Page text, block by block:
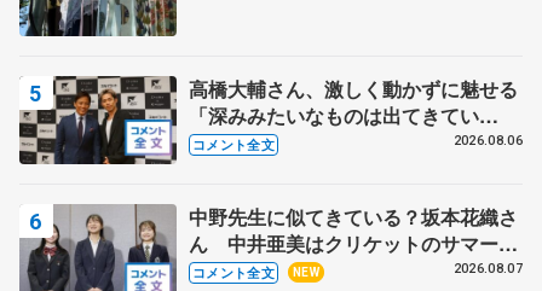
高橋大輔さん、激しく動かずに魅せる
「深みみたいなものは出てきてい
る？」 〝兄さん〟と慕うレジェンド
コメント全文 2026.08.06
中野先生に似てきている？坂本花織さ
ん 中井亜美はクリケットのサマーキ
ャンプに 島田麻央はたくさん試合に
コメント全文 NEW 2026.08.07